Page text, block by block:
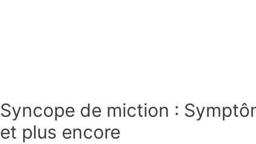
Syncope de miction :
et plus encore